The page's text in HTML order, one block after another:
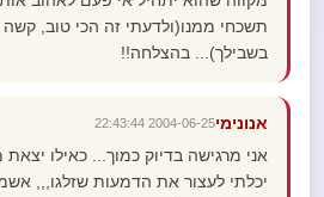
תשכחי ממנו(ולדעתי זה הכי טוב,
בשבילך)... בהצלחה!!
אנונימי2004-06-25 22:43:44
אני מרגישה בדיוק כמוך... כאילו